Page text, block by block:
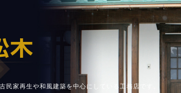
民家再生や和風建築を中心にしている工務店です。